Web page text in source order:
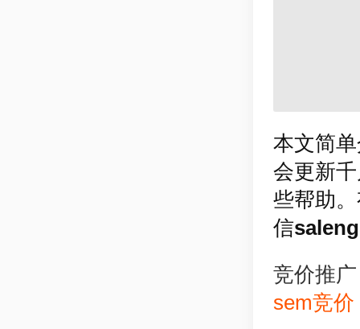
本文简
会更新
些帮助
信
竞价推
sem竞价